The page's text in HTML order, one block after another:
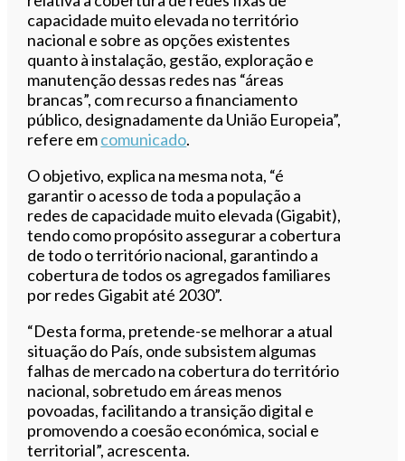
capacidade muito elevada no território
nacional e sobre as opções existentes
quanto à instalação, gestão, exploração e
manutenção dessas redes nas “áreas
brancas”, com recurso a financiamento
público, designadamente da União Europeia”,
refere emcomunicado.
O objetivo, explica na mesma nota, “é
garantir o acesso de toda a população a
redes de capacidade muito elevada (Gigabit),
tendo como propósito assegurar a cobertura
de todo o território nacional, garantindo a
cobertura de todos os agregados familiares
por redes Gigabit até 2030”.
“Desta forma, pretende-se melhorar a atual
situação do País, onde subsistem algumas
falhas de mercado na cobertura do território
nacional, sobretudo em áreas menos
povoadas, facilitando a transição digital e
promovendo a coesão económica, social e
territorial”, acrescenta.